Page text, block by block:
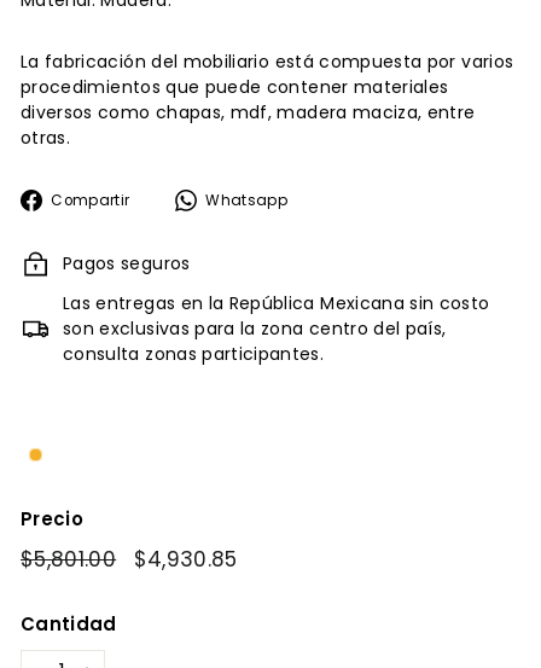
La fabricación del mobiliario está compuesta por varios
procedimientos que puede contener materiales
diversos como chapas, mdf, madera maciza, entre
otras.
Compartir
CompartirWhatsapp
Pagos seguros
Las entregas en la República Mexicana sin costo
son exclusivas para la zona centro del país,
consulta zonas participantes.
Precio
Precio
$5,801.00$5,801.00
Precio
$4,930.85
Cantidad